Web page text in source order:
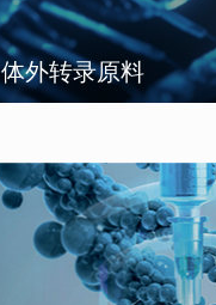
体外转录原料